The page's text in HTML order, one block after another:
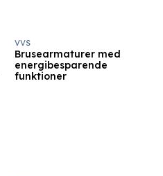
Brusearmaturer med
energibesparende
funktioner
VVS